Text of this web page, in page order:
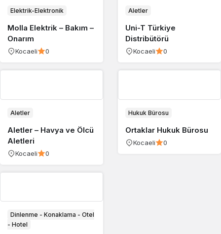
Elektrik-Elektronik
Molla Elektrik – Bakım –
Onarım
Kocaeli 0
Aletler
Uni-T Türkiye
Distribütörü
Kocaeli 0
Aletler
Aletler – Havya ve Ölcü
Aletleri
Kocaeli 0
Hukuk Bürosu
Ortaklar Hukuk Bürosu
Kocaeli 0
Dinlenme - Konaklama - Otel
- Hotel